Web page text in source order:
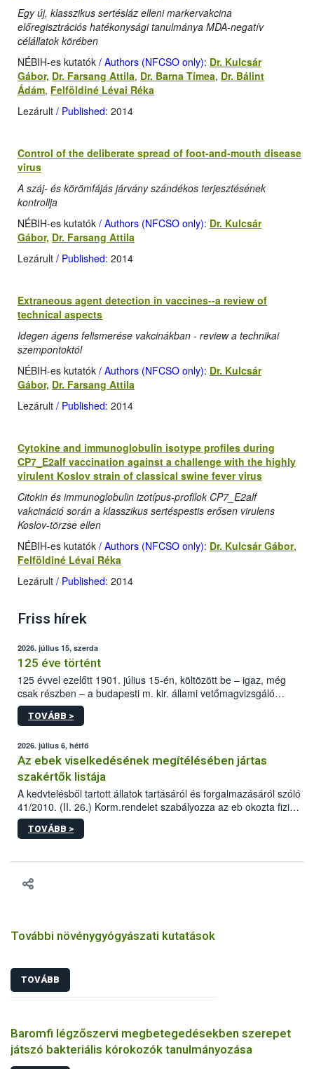
Egy új, klasszikus sertésláz elleni markervakcina
előregisztrációs hatékonysági tanulmánya MDA-negatív
célállatok körében
NÉBIH-es kutatók / Authors (NFCSO only): Dr. Kulcsár
Gábor, Dr. Farsang Attila, Dr. Barna Tímea, Dr. Bálint
Ádám, Felföldiné Lévai Réka
Lezárult / Published: 2014
Control of the deliberate spread of foot-and-mouth disease
virus
A száj- és körömfájás járvány szándékos terjesztésének
kontrollja
NÉBIH-es kutatók / Authors (NFCSO only): Dr. Kulcsár
Gábor, Dr. Farsang Attila
Lezárult / Published: 2014
Extraneous agent detection in vaccines--a review of
technical aspects
Idegen ágens felismerése vakcinákban - review a technikai
szempontoktól
NÉBIH-es kutatók / Authors (NFCSO only): Dr. Kulcsár
Gábor, Dr. Farsang Attila
Lezárult / Published: 2014
Cytokine and immunoglobulin isotype profiles during
CP7_E2alf vaccination against a challenge with the highly
virulent Koslov strain of classical swine fever virus
Citokin és immunoglobulin izotípus-profilok CP7_E2alf
vakcináció során a klasszikus sertéspestis erősen virulens
Koslov-törzse ellen
NÉBIH-es kutatók / Authors (NFCSO only): Dr. Kulcsár Gábor,
Felföldiné Lévai Réka
Lezárult / Published: 2014
Friss hírek
2026. július 15, szerda
125 éve történt
125 évvel ezelőtt 1901. július 15-én, költözött be – igaz, még
csak részben – a budapesti m. kir. állami vetőmagvizsgáló
állomás a Kis Rókus utca 15. szám alatti, Czigler Győző által
tervezett új épületébe.
TOVÁBB >
2026. július 6, hétfő
Az ebek viselkedésének megítélésében jártas
szakértők listája
A kedvtelésből tartott állatok tartásáról és forgalmazásáról szóló
41/2010. (II. 26.) Korm.rendelet szabályozza az eb okozta fizikai
sérülés, illetve ennek veszélye keletkezésekor felmerülő
hatósági feladatokat, valamint a veszélyes eb tartását és annak
vonni az ebek viselkedésének megítélésében jártas szakértőt.
TOVÁBB >
További növénygyógyászati kutatások
TOVÁBB
Baromfi légzőszervi megbetegedésekben szerepet
játszó bakteriális kórokozók tanulmányozása